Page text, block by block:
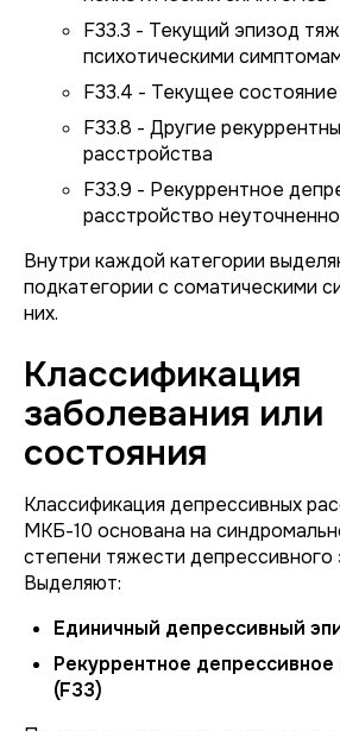
F33.3 - Текущий эпизод
психотическими
F33.4 - Текущее
F33.8 - Другие
расстройства
F33.9 - Рекуррентное
расстройство
Внутри каждой категории
подкатегории с соматическими
них.
Классификация
заболевания или
состояния
Классификация депрессивных
МКБ-10 основана на
степени тяжести депрессивного
Выделяют:
Единичный депрессивный
Рекуррентное
(F33)